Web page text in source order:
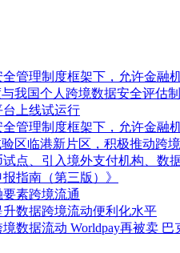
管理制度框架下，允许金融
我国个人跨境数据安全评估
上线试运行
管理制度框架下，允许金融
区临港新片区，积极推动跨
点、引入境外支付机构、数
指南（第三版）》
素跨境流通
数据跨境流动便利化水平
数据流动 Worldpay再被卖